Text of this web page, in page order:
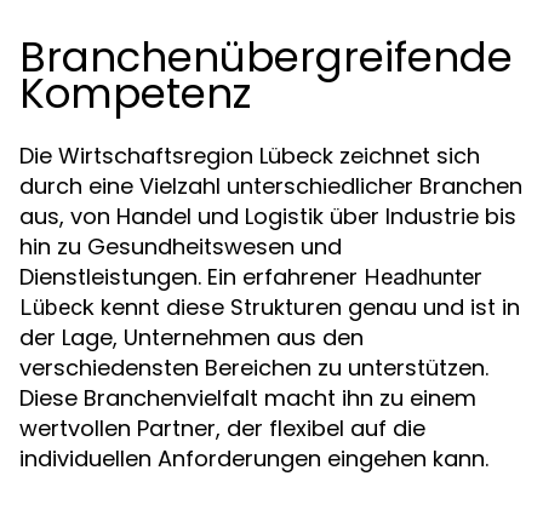
Branchenübergreifende
Kompetenz
Die Wirtschaftsregion Lübeck zeichnet sich
durch eine Vielzahl unterschiedlicher Branchen
aus, von Handel und Logistik über Industrie bis
hin zu Gesundheitswesen und
Dienstleistungen. Ein erfahrener Headhunter
Lübeck kennt diese Strukturen genau und ist in
der Lage, Unternehmen aus den
verschiedensten Bereichen zu unterstützen.
Diese Branchenvielfalt macht ihn zu einem
wertvollen Partner, der flexibel auf die
individuellen Anforderungen eingehen kann.